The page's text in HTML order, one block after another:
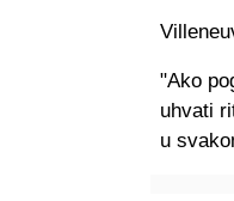
"Ako
uhvati
u